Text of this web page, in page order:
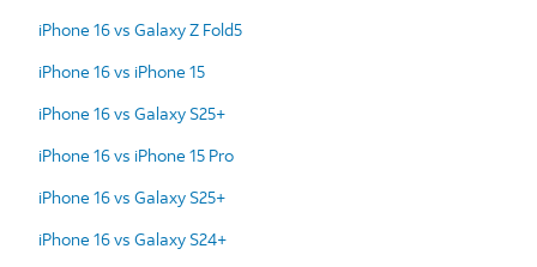
iPhone 16 vs Galaxy Z Fold5
iPhone 16 vs iPhone 15
iPhone 16 vs Galaxy S25+
iPhone 16 vs iPhone 15 Pro
iPhone 16 vs Galaxy S25+
iPhone 16 vs Galaxy S24+